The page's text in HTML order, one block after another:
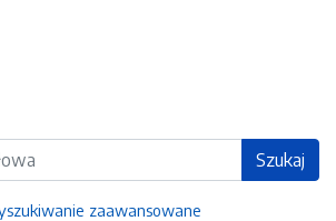
Szukaj
zaawansowane